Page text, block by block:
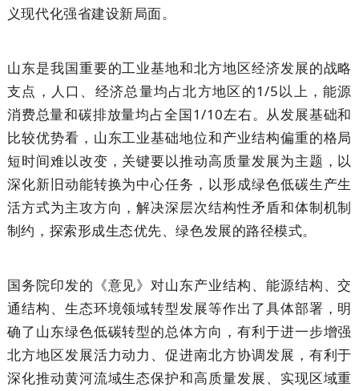
义现代化强省建设新局面。
山东是我国重要的工业基地和北方地区经济发展的战略
支点，人口、经济总量均占北方地区的1/5以上，能源
消费总量和碳排放量均占全国1/10左右。从发展基础和
比较优势看，山东工业基础地位和产业结构偏重的格局
短时间难以改变，关键要以推动高质量发展为主题，以
深化新旧动能转换为中心任务，以形成绿色低碳生产生
活方式为主攻方向，解决深层次结构性矛盾和体制机制
制约，探索形成生态优先、绿色发展的路径模式。
国务院印发的《意见》对山东产业结构、能源结构、交
通结构、生态环境领域转型发展等作出了具体部署，明
确了山东绿色低碳转型的总体方向，有利于进一步增强
北方地区发展活力动力、促进南北方协调发展，有利于
深化推动黄河流域生态保护和高质量发展、实现区域重